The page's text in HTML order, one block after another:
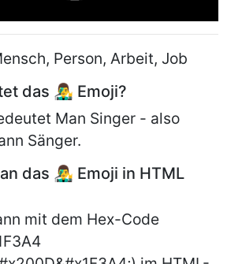
Person, Arbeit, Job
das 👨‍🎤 Emoji?
Man Singer - also
Sänger.
das 👨‍🎤 Emoji in HTML
mit dem Hex-Code